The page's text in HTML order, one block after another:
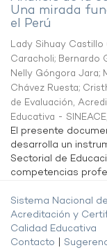
Una mirada
el Perú
Lady Sihuay
Caracholi; Bernardo
Nelly Góngora Jara;
Chávez Ruesta;
de Evaluación,
Educativa - SINEACE,
El presente
desarrolla un
Sectorial de
competencias
Sistema Nacional de
Acreditación y
Calidad Educativa
Contacto